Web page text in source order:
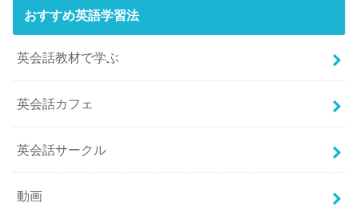
おすすめ英語学習法
英会話教材で学ぶ
英会話カフェ
英会話サークル
動画